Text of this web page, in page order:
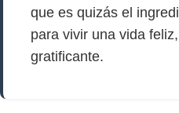
que es quizás el
para vivir una vida
gratificante.